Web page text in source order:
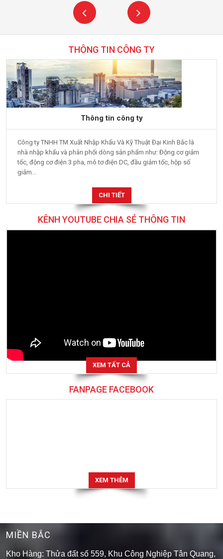
THÔNG TIN CÔNG TY
Thông tin công ty
Công ty TNHH TM Xuất Nhập Khẩu Và Kỹ Thuật Đại Kinh Bắc là
nhà nhập khẩu và phân phối dòng sản phẩm như: Động cơ giảm
tốc, động cơ điện 3 pha, mô tơ điện DC, đầu giảm tốc, hộp số
giảm...
CHI TIẾT
KÊNH YOUTUBE CHIA SẺ THÔNG TIN
XEM TẤT CẢ
FANPAGE FACEBOOK
XEM THÊM
MIỀN BẮC
Kho Hàng: Thửa đất số 559, Khu Công Nghiệp Tân Quang,